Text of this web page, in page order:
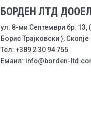
БОРДЕН ЛТД ДООЕЛ
ул. 8-ми Септември бр. 13,
Борис Трајковски ), Скопје
Тел: +389 2 30 94 755
Емаил: info@borden-